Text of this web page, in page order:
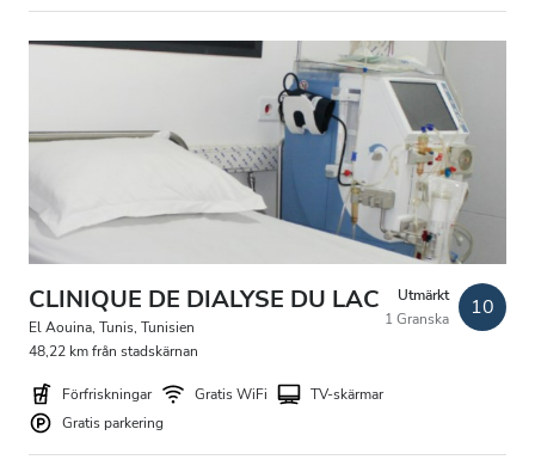
GHIC
Gratis WiFi
TV-skärmar
Gratis överföring
Gratis parkering
Pris
CLINIQUE DE DIALYSE DU LAC
El Aouina, Tunis, Tunisien
48,22 km från stadskärnan
Utmärkt
1 Granska
10
Förfriskningar Gratis WiFi
TV-skärmar
Gratis parkering